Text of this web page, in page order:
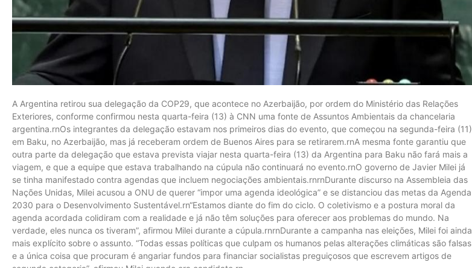
A Argentina retirou sua delegação da COP29, que acontece no Azerbaijão, por ordem do Ministério das Relações
Exteriores, conforme confirmou nesta quarta-feira (13) à CNN uma fonte de Assuntos Ambientais da chancelaria
argentina.rnOs integrantes da delegação estavam nos primeiros dias do evento, que começou na segunda-feira (11)
em Baku, no Azerbaijão, mas já receberam ordem de Buenos Aires para se retirarem.rnA mesma fonte garantiu que
outra parte da delegação que estava prevista viajar nesta quarta-feira (13) da Argentina para Baku não fará mais a
viagem, e que a equipe que estava trabalhando na cúpula não continuará no evento.rnO governo de Javier Milei já
se tinha manifestado contra agendas que incluem negociações ambientais.rnrnDurante discurso na Assembleia das
Nações Unidas, Milei acusou a ONU de querer “impor uma agenda ideológica” e se distanciou das metas da Agenda
2030 para o Desenvolvimento Sustentável.rn“Estamos diante do fim do ciclo. O coletivismo e a postura moral da
agenda acordada colidiram com a realidade e já não têm soluções para oferecer aos problemas do mundo. Na
verdade, eles nunca os tiveram”, afirmou Milei durante a cúpula.rnrnDurante a campanha nas eleições, Milei foi ainda
mais explícito sobre o assunto. “Todas essas políticas que culpam os humanos pelas alterações climáticas são falsas
e a única coisa que procuram é angariar fundos para financiar socialistas preguiçosos que escrevem artigos de